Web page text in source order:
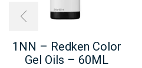
1NN – Redken Color
Gel Oils – 60ML